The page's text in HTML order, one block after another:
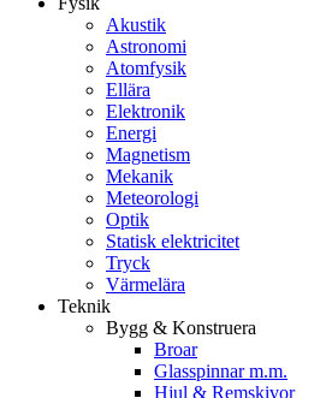
Akustik
Astronomi
Atomfysik
Ellära
Elektronik
Energi
Magnetism
Mekanik
Meteorologi
Optik
Statisk elektricitet
Tryck
Värmelära
Teknik
Bygg & Konstruera
Broar
Glasspinnar m.m.
Hjul & Remskivor